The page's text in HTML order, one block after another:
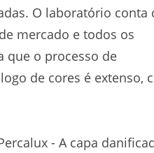
O laboratório conta
mercado e todos os
que o processo de
de cores é extenso,
- A capa